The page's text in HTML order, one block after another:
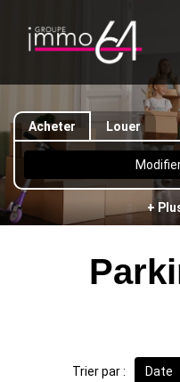
Acheter Louer
+
Trier par : Date